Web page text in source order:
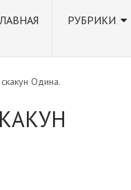
РУБРИКИ
Одина.